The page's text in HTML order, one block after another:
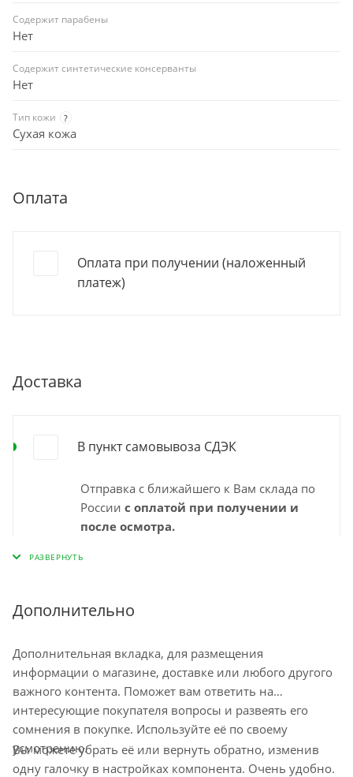
Содержит парабены
Нет
Содержит синтетические консерванты
Нет
Тип кожи ?
Сухая кожа
Оплата
Оплата при получении (наложенный
платеж)
Доставка
В пункт самовывоза СДЭК
Отправка с ближайшего к Вам склада по
России с оплатой при получении и
после осмотра.
самовывоза СДЭК и забирайте заказ
"ориентировочно" на странице
наличия на ближайшем складе.
Минимальный срок доставки – 1-2
рабочих дня. Срок ожидания заказа в
пункте самовывоза до 10 дней
Остались вопросы по доставке
напишите нам?
Дополнительно
Дополнительная вкладка, для размещения
информации о магазине, доставке или любого другого
важного контента. Поможет вам ответить на
интересующие покупателя вопросы и развеять его
сомнения в покупке. Используйте её по своему
усмотрению.
Вы можете убрать её или вернуть обратно, изменив
одну галочку в настройках компонента. Очень удобно.